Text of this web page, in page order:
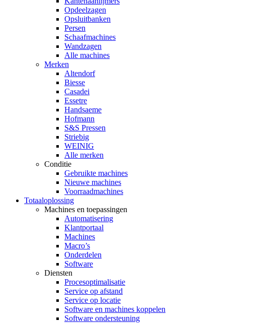
Opdeelzagen
Opsluitbanken
Persen
Schaafmachines
Wandzagen
Alle machines
Merken
Altendorf
Biesse
Casadei
Essetre
Handsaeme
Hofmann
S&S Pressen
Striebig
WEINIG
Alle merken
Conditie
Gebruikte machines
Nieuwe machines
Voorraadmachines
Totaaloplossing
Machines en toepassingen
Automatisering
Klantportaal
Machines
Macro’s
Onderdelen
Software
Diensten
Procesoptimalisatie
Service op afstand
Service op locatie
Software en machines koppelen
Software ondersteuning